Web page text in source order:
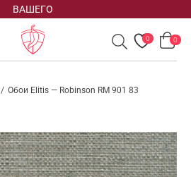
ВАШЕГО
0 0
/ Обои Elitis — Robinson RM 901 83